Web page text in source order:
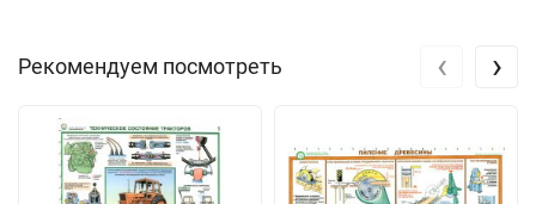
Рекомендуем посмотреть ‹ ›